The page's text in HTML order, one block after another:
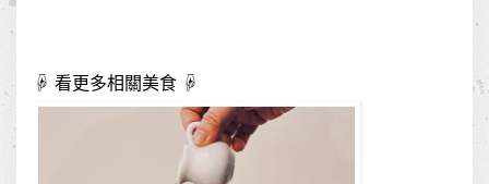
☟ 看更多相關美食 ☟